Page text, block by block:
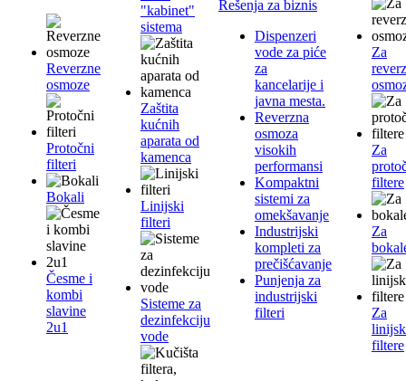
Reverzne
osmoze
Protočni
filteri
Bokali
Česme i
kombi
slavine
2u1
"kabinet"
sistema
Zaštita
kućnih
aparata od
kamenca
Linijski
filteri
Sisteme za
dezinfekciju
vode
Rešenja za biznis
Dispenzeri
vode za piće
za
kancelarije i
javna mesta.
Reverzna
osmoza
visokih
performansi
Kompaktni
sistemi za
omekšavanje
Industrijski
kompleti za
prečišćavanje
Punjenja za
industrijski
filteri
Za
Za
filtere
Za
Za
filtere